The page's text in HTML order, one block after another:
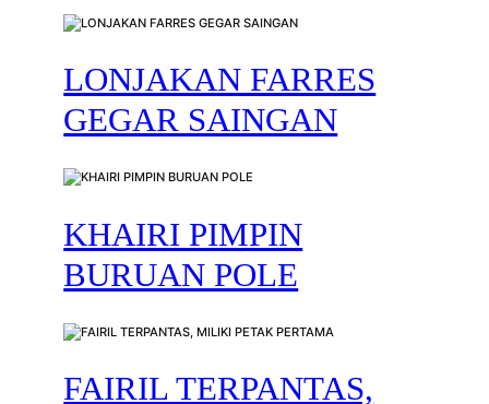
LONJAKAN FARRES
GEGAR SAINGAN
KHAIRI PIMPIN
BURUAN POLE
FAIRIL TERPANTAS,